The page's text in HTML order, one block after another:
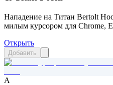
Нападение на Титан Bertolt
милым курсором для Chrome,
Открыть
Добавить
A